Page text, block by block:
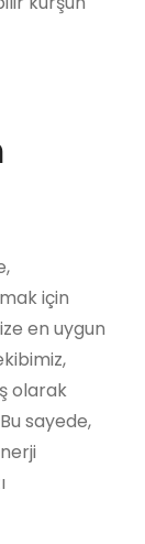
için
en uygun
olarak
sayede,